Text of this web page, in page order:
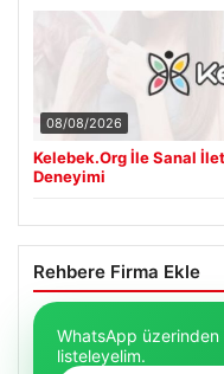
08/08/2026
Kelebek.Org İle Sanal
Deneyimi
Rehbere Firma Ekle
WhatsApp üzerinden
listeleyelim.